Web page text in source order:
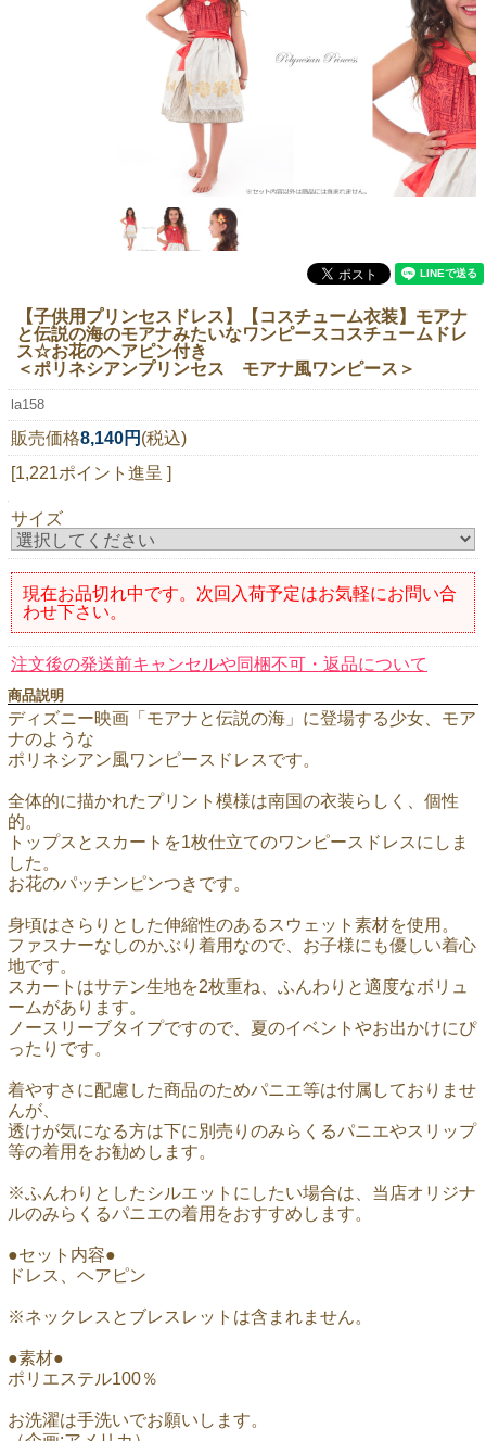
【子供用プリンセスドレス】【コスチューム衣装】モアナ
と伝説の海のモアナみたいなワンピースコスチュームドレ
ス☆お花のヘアピン付き
＜ポリネシアンプリンセス モアナ風ワンピース＞
la158
販売価格8,140円 (税込)
[1,221ポイント進呈 ]
サイズ
現在お品切れ中です。次回入荷予定はお気軽にお問い合
わせ下さい。
注文後の発送前キャンセルや同梱不可・返品について
商品説明
ディズニー映画「モアナと伝説の海」に登場する少女、モア
ナのような
ポリネシアン風ワンピースドレスです。
全体的に描かれたプリント模様は南国の衣装らしく、個性
的。
トップスとスカートを1枚仕立てのワンピースドレスにしま
した。
お花のパッチンピンつきです。
身頃はさらりとした伸縮性のあるスウェット素材を使用。
ファスナーなしのかぶり着用なので、お子様にも優しい着心
地です。
スカートはサテン生地を2枚重ね、ふんわりと適度なボリュ
ームがあります。
ノースリーブタイプですので、夏のイベントやお出かけにぴ
ったりです。
着やすさに配慮した商品のためパニエ等は付属しておりませ
んが、
透けが気になる方は下に別売りのみらくるパニエやスリップ
等の着用をお勧めします。
※ふんわりとしたシルエットにしたい場合は、当店オリジナ
ルのみらくるパニエの着用をおすすめします。
●セット内容●
ドレス、ヘアピン
※ネックレスとブレスレットは含まれません。
●素材●
ポリエステル100％
お洗濯は手洗いでお願いします。
お支払・送料
返品・交換
サイズの測り方
よくあるご質問
ブログ
当店は持続可能な開発目標「SDGs」を推進しています。